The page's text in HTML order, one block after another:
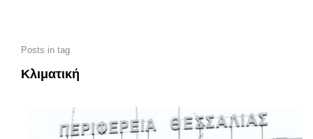
Posts in tag
Κλιματική